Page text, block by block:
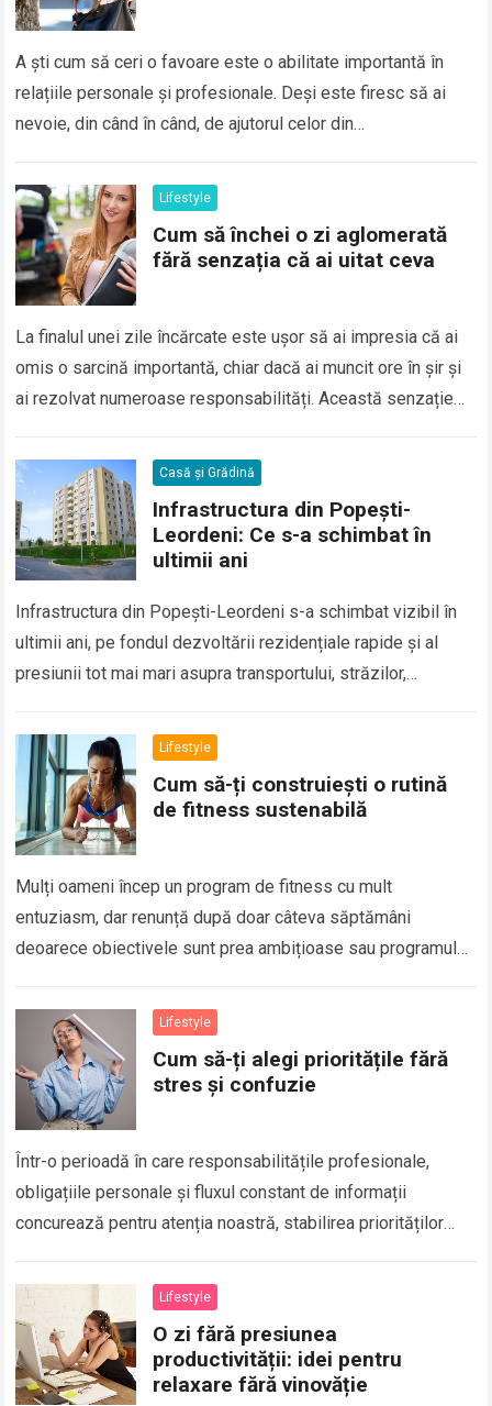
A ști cum să ceri o favoare este o abilitate importantă în
relațiile personale și profesionale. Deși este firesc să ai
nevoie, din când în când, de ajutorul celor din…
Lifestyle
Cum să închei o zi aglomerată
fără senzația că ai uitat ceva
La finalul unei zile încărcate este ușor să ai impresia că ai
omis o sarcină importantă, chiar dacă ai muncit ore în șir și
ai rezolvat numeroase responsabilități. Această senzație…
Casă și Grădină
Infrastructura din Popești-
Leordeni: Ce s-a schimbat în
ultimii ani
Infrastructura din Popești-Leordeni s-a schimbat vizibil în
ultimii ani, pe fondul dezvoltării rezidențiale rapide și al
presiunii tot mai mari asupra transportului, străzilor,
Lifestyle
Cum să-ți construiești o rutină
de fitness sustenabilă
Mulți oameni încep un program de fitness cu mult
entuziasm, dar renunță după doar câteva săptămâni
deoarece obiectivele sunt prea ambițioase sau programul
Lifestyle
Cum să-ți alegi prioritățile fără
stres și confuzie
Într-o perioadă în care responsabilitățile profesionale,
obligațiile personale și fluxul constant de informații
concurează pentru atenția noastră, stabilirea priorităților
importanța și…
Lifestyle
O zi fără presiunea
productivității: idei pentru
relaxare fără vinovăție